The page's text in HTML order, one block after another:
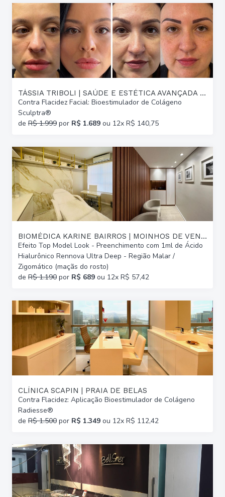
TÁSSIA TRIBOLI | SAÚDE E ESTÉTICA AVANÇADA | GLÓRIA
Contra Flacidez Facial: Bioestimulador de Colágeno
Sculptra®
de R$ 1.999 por R$ 1.689 ou 12x R$ 140,75
BIOMÉDICA KARINE BAIRROS | MOINHOS DE VENTO
Efeito Top Model Look - Preenchimento com 1ml de Ácido
Hialurônico Rennova Ultra Deep - Região Malar /
Zigomático (maçãs do rosto)
de R$ 1.190 por R$ 689 ou 12x R$ 57,42
CLÍNICA SCAPIN | PRAIA DE BELAS
Contra Flacidez: Aplicação Bioestimulador de Colágeno
Radiesse®
de R$ 1.500 por R$ 1.349 ou 12x R$ 112,42